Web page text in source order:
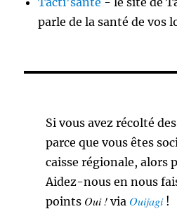
parle de la santé de vos
Si vous avez récolté
parce que vous êtes
caisse régionale, alors
Aidez-nous en nous
points Oui ! via Ouijagi !